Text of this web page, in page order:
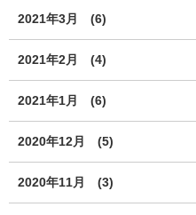
2021年3月 (6)
2021年2月 (4)
2021年1月 (6)
2020年12月 (5)
2020年11月 (3)